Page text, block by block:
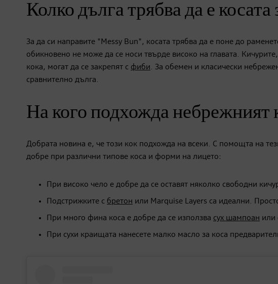
Колко дълга трябва да е
За да си направите "Messy Bun", косата трябва да е поне до
обикновено не може да се носи твърде високо на главата.
кока, могат да се закрепят с фиби. За обемен и класически
сравнително дълга.
На кого подхожда небрежният
Добрата новина е, че този кок подхожда на всеки. С помощта на
добре при различни типове коса и форми на лицето:
При високо чело е добре да се оставят няколко свободни
Подстрижките с бретон или Marquise Layers са идеални.
При много фина коса е добре да се използва сух шампоан или
При сухи краищата нанесете малко масло за коса